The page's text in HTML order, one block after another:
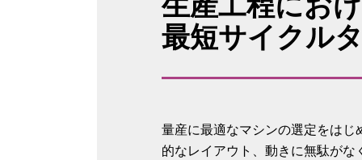
最短サイクル
量産に最適なマシンの選定をはじ
的なレイアウト、動きに無駄がな